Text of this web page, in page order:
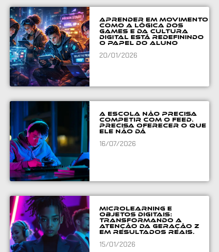
Aprender em movimento
como a lógica dos
games e da cultura
digital está redefinindo
o papel do aluno
20/01/2026
A escola não precisa
competir com o feed.
Precisa oferecer o que
ele não dá
16/07/2026
Microlearning e
Objetos Digitais:
Transformando a
atenção da Geração Z
em resultados reais.
15/01/2026